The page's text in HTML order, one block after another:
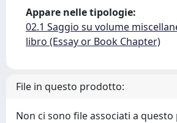
Appare nelle tipologie:
02.1 Saggio su volume
libro (Essay or Book Chapter)
File in questo prodotto:
Non ci sono file associati a